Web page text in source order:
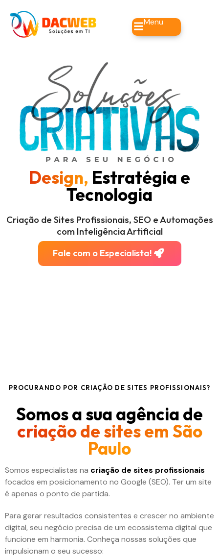
Menu
Design, Estratégia e
Tecnologia
Criação de Sites Profissionais, SEO e Automações
com Inteligência Artificial
Fale com o Especialista!
PROCURANDO POR CRIAÇÃO DE SITES PROFISSIONAIS?
Somos a sua agência de
criação de sites em São
Paulo
Somos especialistas na criação de sites profissionais
focados em posicionamento no Google (SEO). Ter um site
é apenas o ponto de partida.
Para gerar resultados consistentes e crescer no ambiente
digital, seu negócio precisa de um ecossistema digital que
funcione em harmonia. Conheça nossas soluções que
impulsionam o seu sucesso: